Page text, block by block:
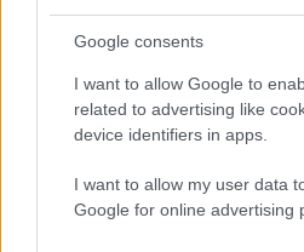
Google consents
I want to allow Google to
related to advertising like
device identifiers in apps.
I want to allow my user data
Google for online advertising
Vai būs jātaisa jauna
eID karte? LVRTC atbild
gada beigās daļai
sabiedrības
Atcelt